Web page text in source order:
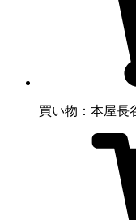
買い物：本屋長